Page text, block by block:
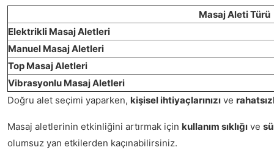
Masaj Aleti Türü
Elektrikli Masaj Aletleri
Manuel Masaj Aletleri
Top Masaj Aletleri
Vibrasyonlu Masaj Aletleri
Doğru alet seçimi yaparken, kişisel ihtiyaçlarınızı ve
Masaj aletlerinin etkinliğini artırmak için kullanım sıklığı ve
olumsuz yan etkilerden kaçınabilirsiniz.